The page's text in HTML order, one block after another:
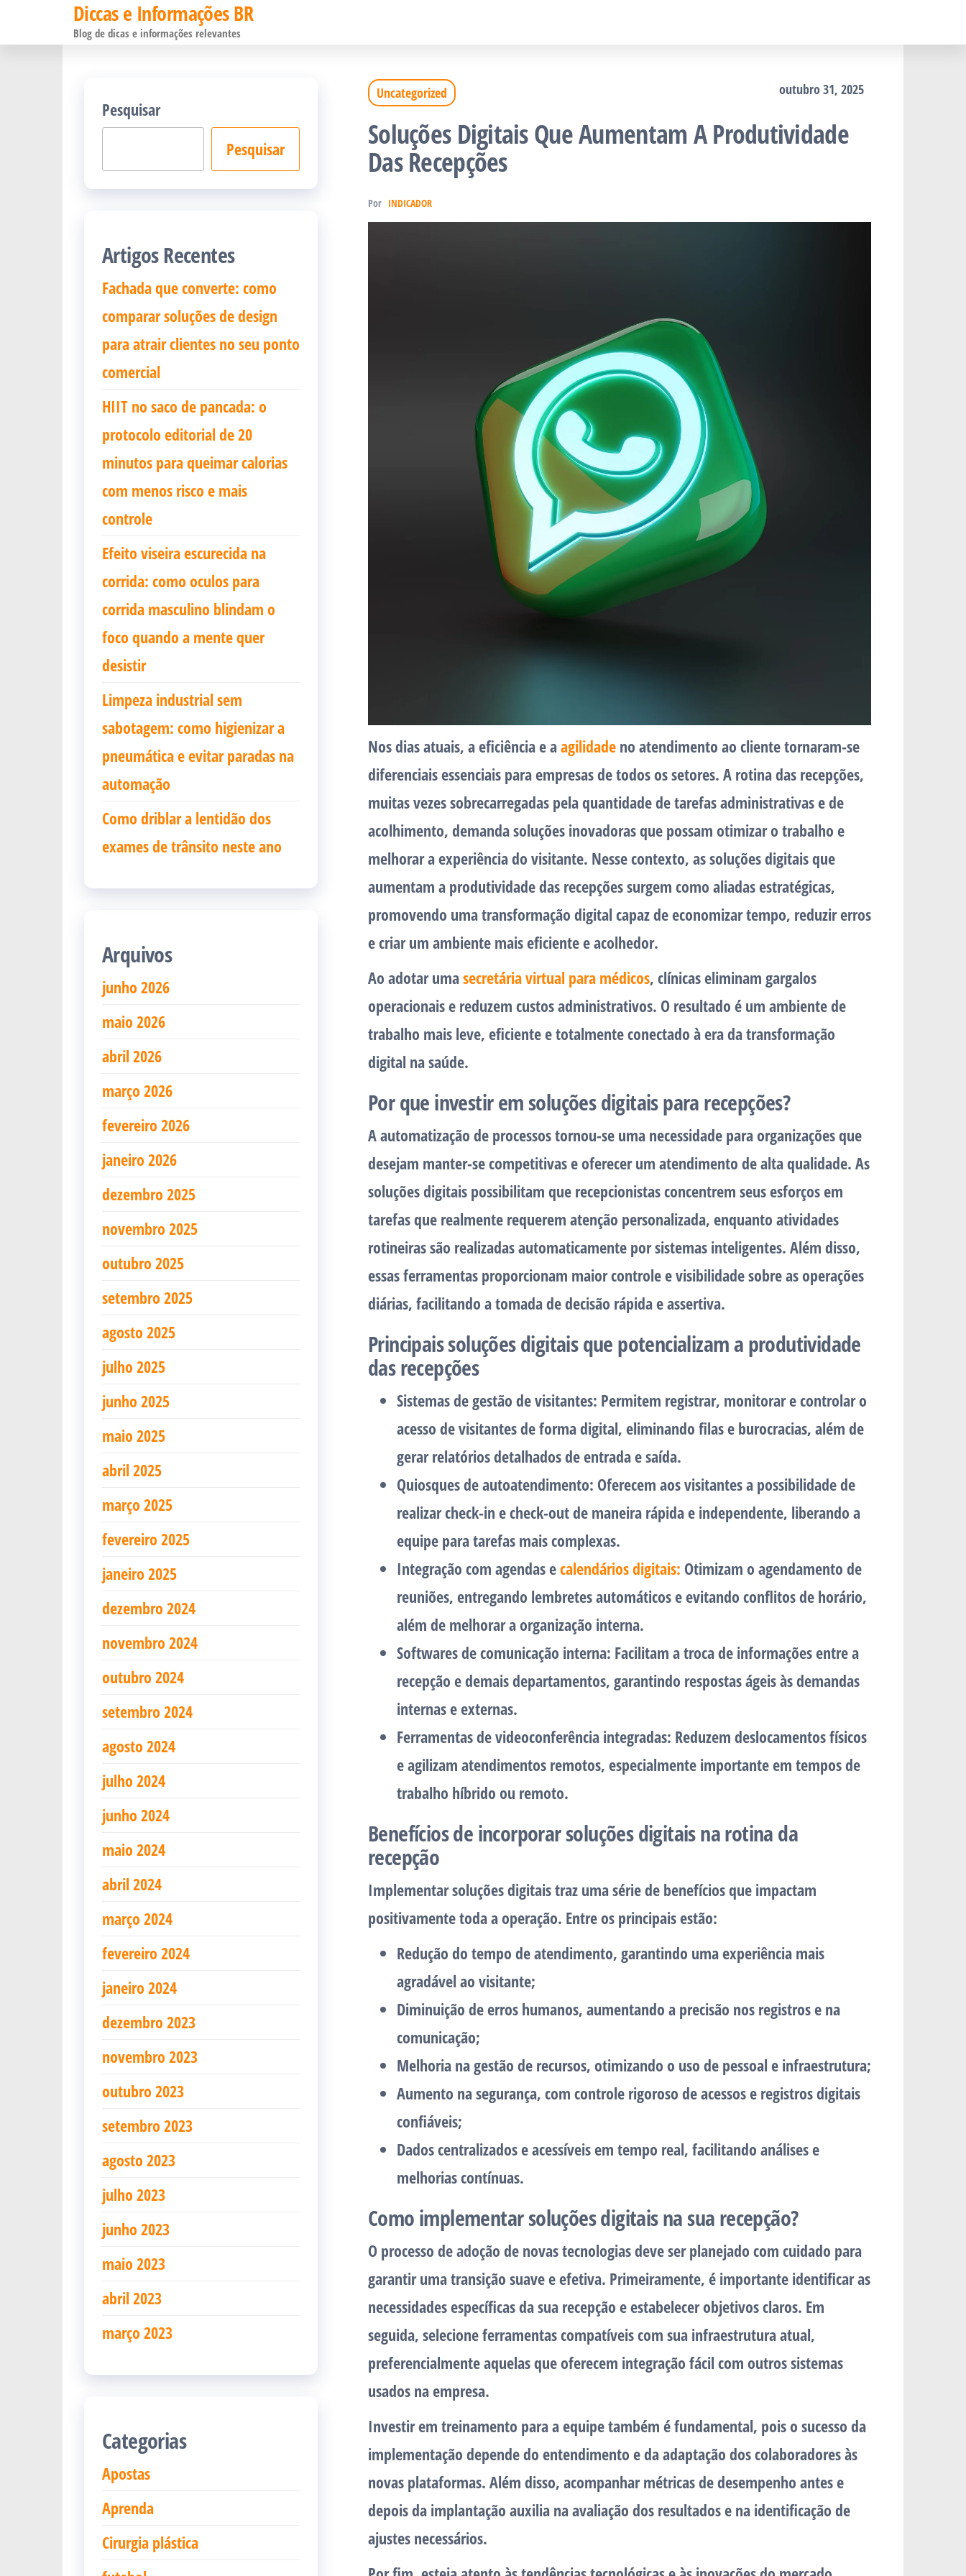
para
Diccas e Informações BR
Blog de dicas e informações relevantes
Uncategorized outubro 31, 2025
Soluções Digitais Que Aumentam A Produtividade
Das Recepções
Por INDICADOR
Nos dias atuais, a eficiência e aagilidade no atendimento ao cliente tornaram-se
diferenciais essenciais para empresas de todos os setores. A rotina das recepções,
muitas vezes sobrecarregadas pela quantidade de tarefas administrativas e de
acolhimento, demanda soluções inovadoras que possam otimizar o trabalho e
melhorar a experiência do visitante. Nesse contexto, assoluções digitais que
aumentam a produtividade das recepçõessurgem como aliadas estratégicas,
promovendo uma transformação digital capaz de economizar tempo, reduzir erros
e criar um ambiente mais eficiente e acolhedor.
Ao adotar umasecretária virtual para médicos, clínicas eliminam gargalos
operacionais e reduzem custos administrativos. O resultado é um ambiente de
trabalho mais leve, eficiente e totalmente conectado à era da transformação
digital na saúde.
Por que investir em soluções digitais para recepções?
A automatização de processos tornou-se uma necessidade para organizações que
desejam manter-se competitivas e oferecer um atendimento de alta qualidade. As
soluções digitais possibilitam que recepcionistas concentrem seus esforços em
tarefas que realmente requerem atenção personalizada, enquanto atividades
rotineiras são realizadas automaticamente por sistemas inteligentes. Além disso,
essas ferramentas proporcionam maior controle e visibilidade sobre as operações
diárias, facilitando a tomada de decisão rápida e assertiva.
Principais soluções digitais que potencializam a produtividade
das recepções
Sistemas de gestão de visitantes: Permitem registrar, monitorar e controlar o
acesso de visitantes de forma digital, eliminando filas e burocracias, além de
gerar relatórios detalhados de entrada e saída.
Quiosques de autoatendimento: Oferecem aos visitantes a possibilidade de
realizar check-in e check-out de maneira rápida e independente, liberando a
equipe para tarefas mais complexas.
Integração com agendas ecalendários digitais: Otimizam o agendamento de
reuniões, entregando lembretes automáticos e evitando conflitos de horário,
além de melhorar a organização interna.
Softwares de comunicação interna: Facilitam a troca de informações entre a
recepção e demais departamentos, garantindo respostas ágeis às demandas
internas e externas.
Ferramentas de videoconferência integradas: Reduzem deslocamentos físicos
e agilizam atendimentos remotos, especialmente importante em tempos de
trabalho híbrido ou remoto.
Benefícios de incorporar soluções digitais na rotina da
recepção
Implementar soluções digitais traz uma série de benefícios que impactam
positivamente toda a operação. Entre os principais estão:
Redução do tempo de atendimento, garantindo uma experiência mais
agradável ao visitante;
Diminuição de erros humanos, aumentando a precisão nos registros e na
comunicação;
Melhoria na gestão de recursos, otimizando o uso de pessoal e infraestrutura;
Aumento na segurança, com controle rigoroso de acessos e registros digitais
confiáveis;
Dados centralizados e acessíveis em tempo real, facilitando análises e
melhorias contínuas.
Como implementar soluções digitais na sua recepção?
O processo de adoção de novas tecnologias deve ser planejado com cuidado para
garantir uma transição suave e efetiva. Primeiramente, é importante identificar as
necessidades específicas da sua recepção e estabelecer objetivos claros. Em
seguida, selecione ferramentas compatíveis com sua infraestrutura atual,
preferencialmente aquelas que oferecem integração fácil com outros sistemas
usados na empresa.
Investir em treinamento para a equipe também é fundamental, pois o sucesso da
implementação depende do entendimento e da adaptação dos colaboradores às
novas plataformas. Além disso, acompanhar métricas de desempenho antes e
depois da implantação auxilia na avaliação dos resultados e na identificação de
ajustes necessários.
Pesquisar
Pesquisar
Artigos Recentes
Fachada que converte: como
comparar soluções de design
para atrair clientes no seu ponto
comercial
HIIT no saco de pancada: o
protocolo editorial de 20
minutos para queimar calorias
com menos risco e mais
controle
Efeito viseira escurecida na
corrida: como oculos para
corrida masculino blindam o
foco quando a mente quer
desistir
Limpeza industrial sem
sabotagem: como higienizar a
pneumática e evitar paradas na
automação
Como driblar a lentidão dos
exames de trânsito neste ano
Arquivos
junho 2026
maio 2026
abril 2026
março 2026
fevereiro 2026
janeiro 2026
dezembro 2025
novembro 2025
outubro 2025
setembro 2025
agosto 2025
julho 2025
junho 2025
maio 2025
abril 2025
março 2025
fevereiro 2025
janeiro 2025
dezembro 2024
novembro 2024
outubro 2024
setembro 2024
agosto 2024
julho 2024
junho 2024
maio 2024
abril 2024
março 2024
fevereiro 2024
janeiro 2024
dezembro 2023
novembro 2023
outubro 2023
setembro 2023
agosto 2023
julho 2023
junho 2023
maio 2023
abril 2023
março 2023
Categorias
Apostas
Aprenda
Cirurgia plástica